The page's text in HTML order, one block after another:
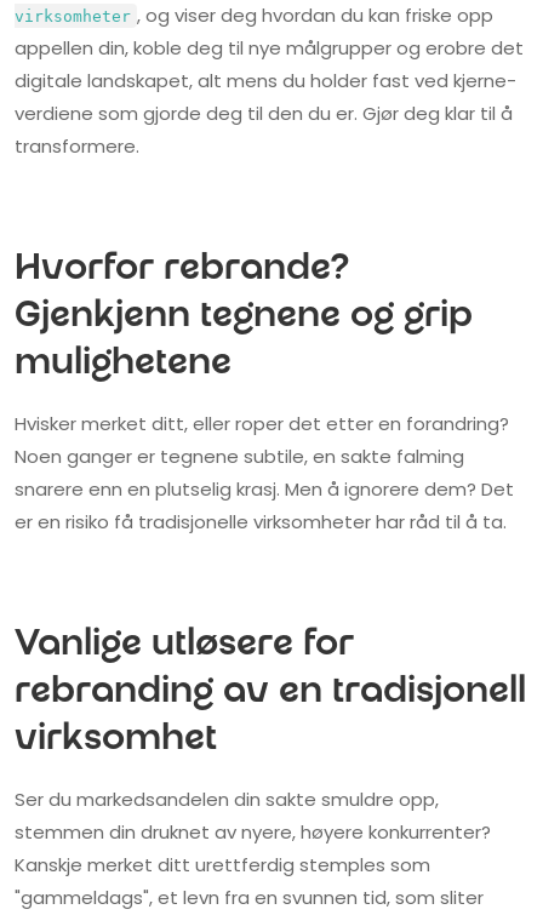
virksomheter , og viser deg hvordan du kan friske opp
appellen din, koble deg til nye målgrupper og erobre det
digitale landskapet, alt mens du holder fast ved kjerne-
verdiene som gjorde deg til den du er. Gjør deg klar til å
transformere.
Hvorfor rebrande?
Gjenkjenn tegnene og grip
mulighetene
Hvisker merket ditt, eller roper det etter en forandring?
Noen ganger er tegnene subtile, en sakte falming
snarere enn en plutselig krasj. Men å ignorere dem? Det
er en risiko få tradisjonelle virksomheter har råd til å ta.
Vanlige utløsere for
rebranding av en tradisjonell
virksomhet
Ser du markedsandelen din sakte smuldre opp,
stemmen din druknet av nyere, høyere konkurrenter?
Kanskje merket ditt urettferdig stemples som
"gammeldags", et levn fra en svunnen tid, som sliter